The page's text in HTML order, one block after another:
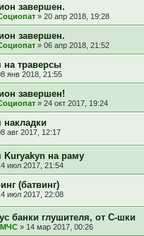
завершен.
» 20 апр 2018, 19:28
завершен.
» 06 апр 2018, 21:52
на траверсы
янв 2018, 21:55
завершен!
» 24 окт 2017, 19:24
авг 2017, 12:17
Kuryakyn на раму
июл 2017, 21:54
(батвинг)
июл 2017, 22:08
банки глушителя, от С-шки
МЧС » 14 мар 2017, 00:26